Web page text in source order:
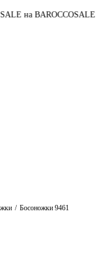
SALE на BAROCCO
Босоножки 9461